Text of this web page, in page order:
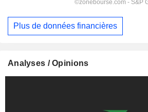
Plus de données financières
Analyses / Opinions